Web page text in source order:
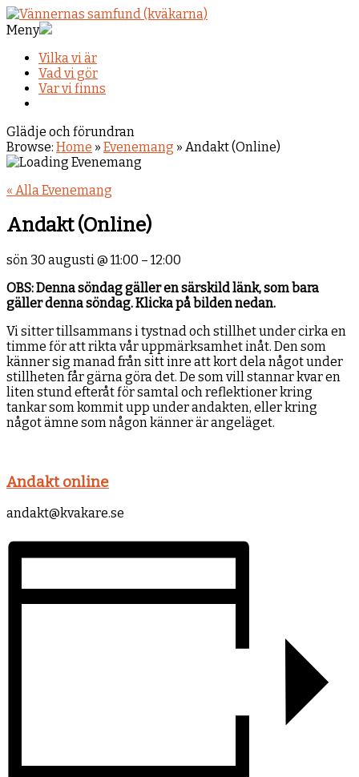
Meny
Vilka vi är
Vad vi gör
Var vi finns
Glädje och förundran
Browse: Home » Evenemang » Andakt (Online)
« Alla Evenemang
Andakt (Online)
sön 30 augusti@ 11:00 – 12:00
OBS: Denna söndag gäller en särskild länk, som bara
gäller denna söndag. Klicka på bilden nedan.
Vi sitter tillsammans i tystnad och stillhet under cirka en
timme för att rikta vår uppmärksamhet inåt. Den som
känner sig manad från sitt inre att kort dela något under
stillheten får gärna göra det. De som vill stannar kvar en
liten stund efteråt för samtal och reflektioner kring
tankar som kommit upp under andakten, eller kring
något ämne som någon känner är angeläget.
Andakt online
andakt@kvakare.se